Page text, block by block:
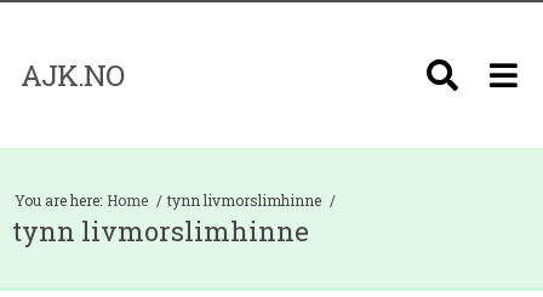
AJK.NO
You are here: Home tynn livmorslimhinne
tynn livmorslimhinne